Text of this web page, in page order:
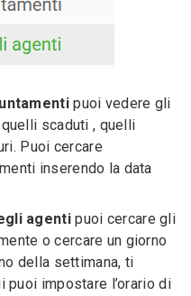
puoi vedere gli
scaduti , quelli
Puoi cercare
inserendo la data
agentipuoi cercare gli
o cercare un giorno
della settimana, ti
puoi impostare l’orario di